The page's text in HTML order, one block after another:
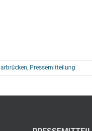
Pressemitteilung